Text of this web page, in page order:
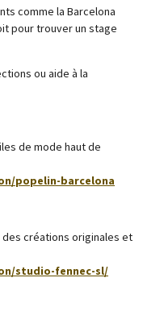
comme la Barcelona
pour trouver un stage
ou aide à la
de mode haut de
popelin-barcelona
créations originales et
studio-fennec-sl/